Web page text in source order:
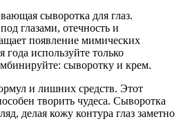
сыворотка для глаз.
глазами, отечность и
появление мимических
используйте только
сыворотку и крем.
и лишних средств. Этот
творить чудеса. Сыворотка
делая кожу контура глаз заметно